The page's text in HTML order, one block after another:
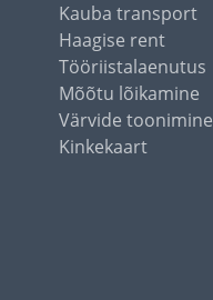
Kauba transport
Haagise rent
Tööriistalaenutus
Mõõtu lõikamine
Värvide toonimine
Kinkekaart